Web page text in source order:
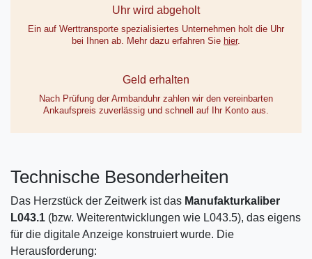
Uhr wird abgeholt
Ein auf Werttransporte spezialisiertes Unternehmen holt die Uhr
bei Ihnen ab. Mehr dazu erfahren Sie hier.
Geld erhalten
Nach Prüfung der Armbanduhr zahlen wir den vereinbarten
Ankaufspreis zuverlässig und schnell auf Ihr Konto aus.
Technische Besonderheiten
Das Herzstück der Zeitwerk ist das Manufakturkaliber
L043.1 (bzw. Weiterentwicklungen wie L043.5), das eigens
für die digitale Anzeige konstruiert wurde. Die
Herausforderung: